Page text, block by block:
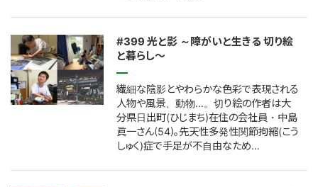
#399 光と影 ～障がいと生きる 切り絵
と暮らし～
繊細な陰影とやわらかな色彩で表現される
人物や風景、動物…。切り絵の作者は大
分県日出町(ひじまち)在住の会社員・中島
眞一さん(54)。先天性多発性関節拘縮(こう
しゅく)症で手足が不自由なため…